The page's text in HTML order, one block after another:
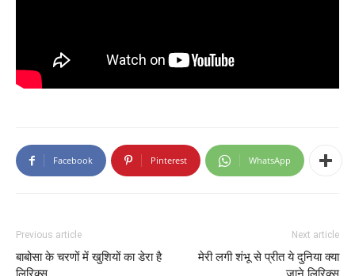
Facebook Pinterest WhatsApp
Previous article
बाबोसा के चरणों में खुशियों का डेरा है
Next article
मेरी लगी शंभू से प्रीत ये दुनिया क्या